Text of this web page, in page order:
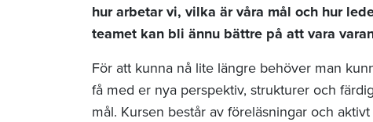
hur arbetar vi, vilka är våra mål och hur
teamet kan bli ännu bättre på att vara
För att kunna nå lite längre behöver man
få med er nya perspektiv, strukturer och
mål. Kursen består av föreläsningar och